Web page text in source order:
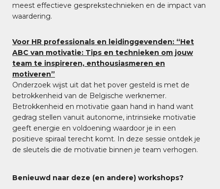
meest effectieve gesprekstechnieken en de impact van
waardering.
Voor HR professionals en leidinggevenden: “Het
ABC van motivatie: Tips en technieken om jouw
team te inspireren, enthousiasmeren en
motiveren”
Onderzoek wijst uit dat het pover gesteld is met de
betrokkenheid van de Belgische werknemer.
Betrokkenheid en motivatie gaan hand in hand want
gedrag stellen vanuit autonome, intrinsieke motivatie
geeft energie en voldoening waardoor je in een
positieve spiraal terecht komt. In deze sessie ontdek je
de sleutels die de motivatie binnen je team verhogen.
Benieuwd naar deze (en andere) workshops?